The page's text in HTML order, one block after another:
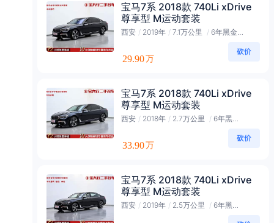
宝马7系 2018款 740Li xDrive
尊享型 M运动套装
西安 / 2019年 / 7.1万公里 / 6年黑金会员
29.90万
宝马7系 2018款 740Li xDrive
尊享型 M运动套装
西安 / 2018年 / 2.7万公里 / 6年黑金会员
33.90万
宝马7系 2018款 740Li xDrive
尊享型 M运动套装
西安 / 2019年 / 2.5万公里 / 6年黑金会员